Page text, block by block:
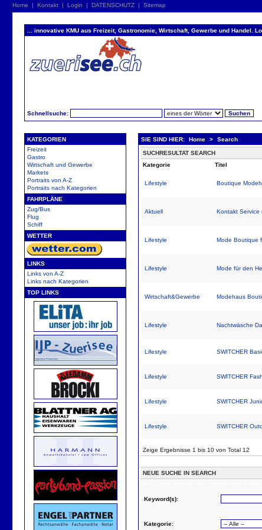
Home | Kontakt | Login | DATENSCHUTZ | Sitemap
... innovative KMU aus Freizeit, Gastronomie, Wirtschaft, Gewerbe und Handel.
Schnellsuche:
KATEGORIEN
Freizeit
Gastro
Wirtschaft und Gewerbe
Markets
Portraits von A-Z
Portraits nach Kategorien
FAHRPLÄNE
Zug/Bus
Flug
Schiff
WETTER
LINKS
Links von A-Z
Links nach Kategorien
TOP LINKS
SIE SIND HIER: Home > Search
SUCHRESULTAT SEARCH
Kategorie
Titel
Lifestyle Boutique
Aktuell Kontakt Service
Lifestyle Mode Boutique
Lifestyle Mode für den
Wirtschaft&Gewerbe Modehaus
Lifestyle Nachtwäsche
Lifestyle SWITCHER
Lifestyle SWITCHER
Lifestyle SWITCHER
Lifestyle SWITCHER
Zeige Ergebnisse 1 bis 10 von Total 12
NEUE SUCHE IN SEARCH
Keyword(s):
Kategorie: